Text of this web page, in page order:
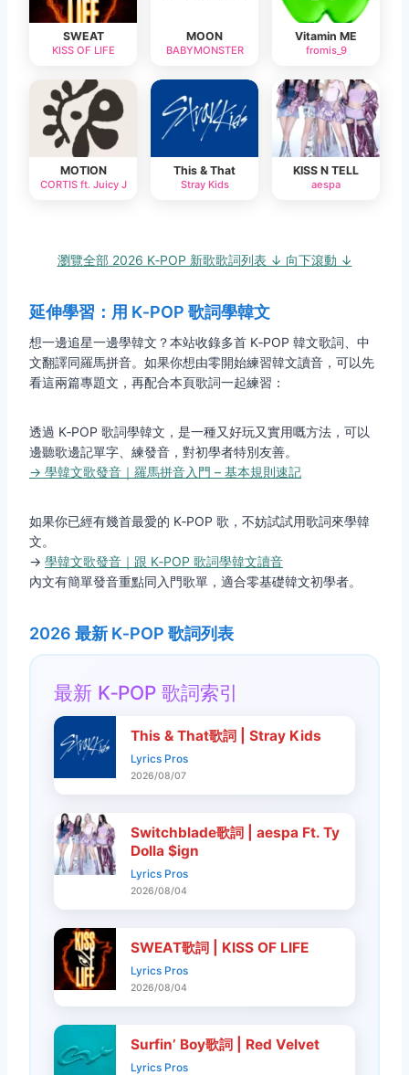
SWEAT
KISS OF LIFE
MOON
BABYMONSTER
Vitamin ME
fromis_9
MOTION
CORTIS ft. Juicy J
This & That
Stray Kids
KISS N TELL
aespa
瀏覽全部 2026 K‑POP 新歌歌詞列表 ↓ 向下滾動 ↓
延伸學習：用 K‑POP 歌詞學韓文
想一邊追星一邊學韓文？本站收錄多首 K‑POP 韓文歌詞、中
文翻譯同羅馬拼音。如果你想由零開始練習韓文讀音，可以先
看這兩篇專題文，再配合本頁歌詞一起練習：
透過 K‑POP 歌詞學韓文，是一種又好玩又實用嘅方法，可以
邊聽歌邊記單字、練發音，對初學者特別友善。
→ 學韓文歌發音｜羅馬拼音入門 – 基本規則速記
如果你已經有幾首最愛的 K‑POP 歌，不妨試試用歌詞來學韓
文。
→ 學韓文歌發音｜跟 K‑POP 歌詞學韓文讀音
內文有簡單發音重點同入門歌單，適合零基礎韓文初學者。
2026 最新 K‑POP 歌詞列表
最新 K‑POP 歌詞索引
This & That歌詞 | Stray Kids
Lyrics Pros
2026/08/07
Switchblade歌詞 | aespa Ft. Ty
Dolla $ign
Lyrics Pros
2026/08/04
SWEAT歌詞 | KISS OF LIFE
Lyrics Pros
2026/08/04
Surfin’ Boy歌詞 | Red Velvet
Lyrics Pros